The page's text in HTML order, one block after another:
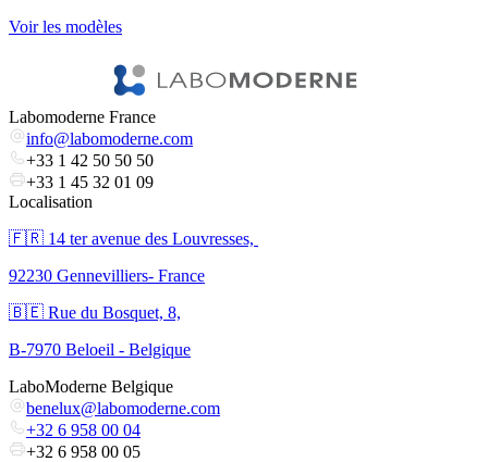
Voir les modèles
Labomoderne France
info@labomoderne.com
+33 1 42 50 50 50
+33 1 45 32 01 09
Localisation
🇫🇷 ​14 ter avenue des Louvresses,
92230 Gennevilliers- France
🇧🇪 Rue du Bosquet, 8,
B-7970 Beloeil - Belgique
LaboModerne Belgique
benelux@labomoderne.com
+32 6 958 00 04
+32 6 958 00 05